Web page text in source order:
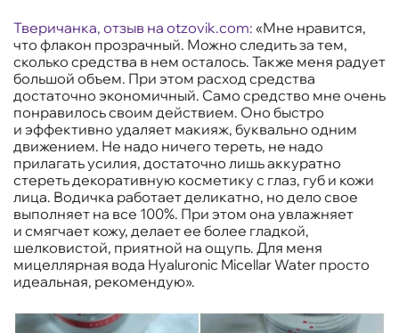
Тверичанка, отзыв на otzovik.com: «Мне нравится,
что флакон прозрачный. Можно следить за тем,
сколько средства в нем осталось. Также меня радует
большой объем. При этом расход средства
достаточно экономичный. Само средство мне очень
понравилось своим действием. Оно быстро
и эффективно удаляет макияж, буквально одним
движением. Не надо ничего тереть, не надо
прилагать усилия, достаточно лишь аккуратно
стереть декоративную косметику с глаз, губ и кожи
лица. Водичка работает деликатно, но дело свое
выполняет на все 100%. При этом она увлажняет
и смягчает кожу, делает ее более гладкой,
шелковистой, приятной на ощупь. Для меня
мицеллярная вода Hyaluronic Micellar Water просто
идеальная, рекомендую».